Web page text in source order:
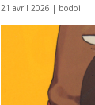
21 avril 2026 | bodoi